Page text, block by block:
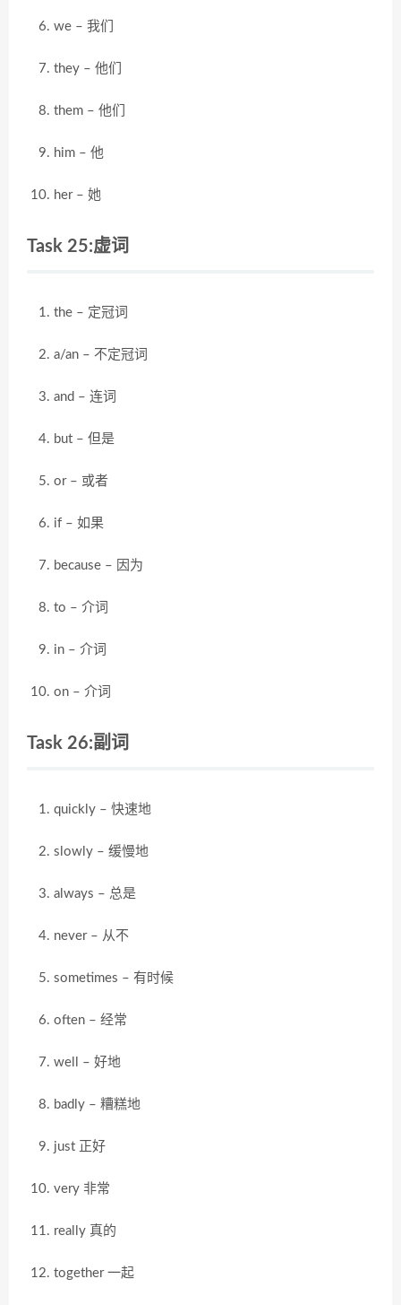
we – 我们
they – 他们
them – 他们
him – 他
her – 她
Task 25:虚词
the – 定冠词
a/an – 不定冠词
and – 连词
but – 但是
or – 或者
if – 如果
because – 因为
to – 介词
in – 介词
on – 介词
Task 26:副词
quickly – 快速地
slowly – 缓慢地
always – 总是
never – 从不
sometimes – 有时候
often – 经常
well – 好地
badly – 糟糕地
just 正好
very 非常
really 真的
together 一起